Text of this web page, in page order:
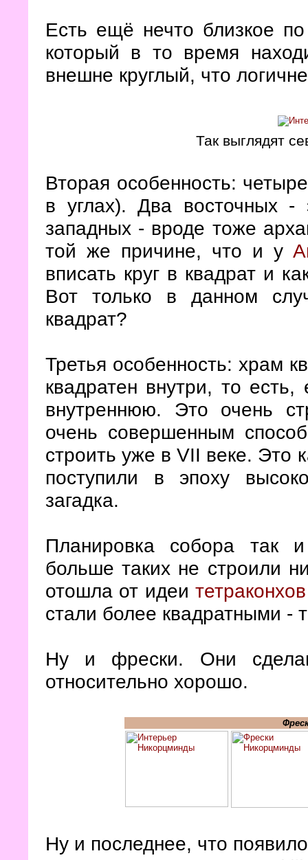
Есть ещё нечто близкое
который в то время
внешне круглый, что
Так выглядят
Вторая особенность:
в углах). Два восточных
западных - вроде тоже
той же причине, что и у
вписать круг в квадрат и
Вот только в данном
квадрат?
Третья особенность: храм
квадратен внутри, то
внутреннюю. Это очень
очень совершенным
строить уже в VII веке. Это
поступили в эпоху
загадка.
Планировка собора так
больше таких не строили
отошла от идеи тетраконхов
стали более квадратными -
Ну и фрески. Они
относительно хорошо.
Ну и последнее, что